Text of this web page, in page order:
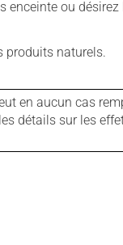
ou
produits naturels.
en aucun cas
détails sur les